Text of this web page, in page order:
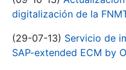
digitalización de la
(29-07-13) Servicio de
SAP-extended ECM by